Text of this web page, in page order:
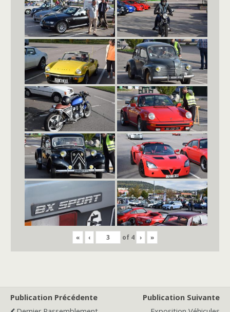
« ‹ of 4 › »
Publication Précédente
Publication Suivante